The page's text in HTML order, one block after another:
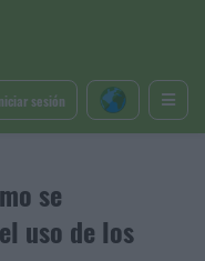
sesión
se
uso de los